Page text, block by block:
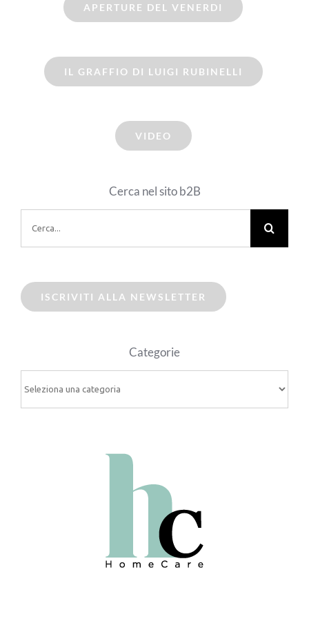
APERTURE DEL VENERDI
IL GRAFFIO DI LUIGI RUBINELLI
VIDEO
Cerca nel sito b2B
per:
ISCRIVITI ALLA NEWSLETTER
Categorie